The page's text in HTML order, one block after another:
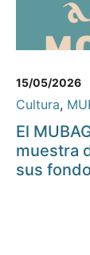
15/05/2026
Cultura,
El
muestra
sus